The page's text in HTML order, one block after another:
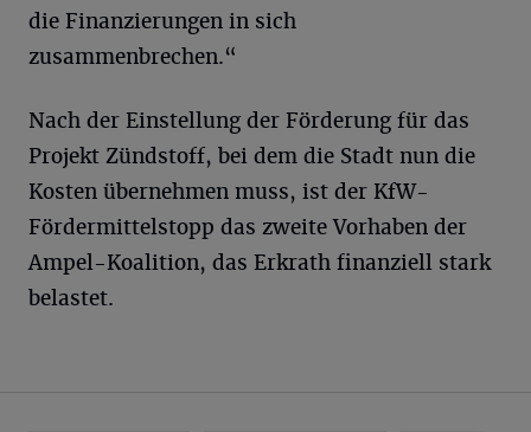
die Finanzierungen in sich
zusammenbrechen.“
Nach der Einstellung der Förderung für das
Projekt Zündstoff, bei dem die Stadt nun die
Kosten übernehmen muss, ist der KfW-
Fördermittelstopp das zweite Vorhaben der
Ampel-Koalition, das Erkrath finanziell stark
belastet.